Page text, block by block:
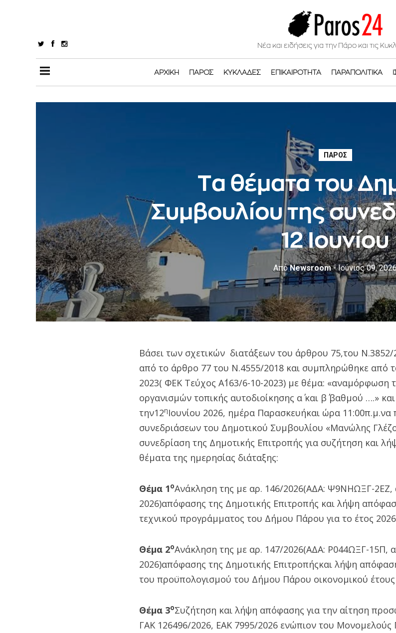
Νέα και ειδήσεις για την Πάρο και τις
ΑΡΧΙΚΉ ΠΆΡΟΣ ΚΥΚΛΆΔΕΣ ΕΠΙΚΑΙΡΌΤΗΤΑ ΠΑΡΑΠΟΛΙΤΙΚΆ
ΠΆΡΟΣ
Tα θέματα του
Συμβουλίου της
12 Ιουνίου
ΑπόNewsroom - Ιούνιος 09,
Βάσει των σχετικών διατάξεων του άρθρου 75,του
από το άρθρο 77 του Ν.4555/2018 και συμπληρώθηκε από
2023( ΦΕΚ Τεύχος Α΄163/6-10-2023) με θέμα: «αναμόρφωση
οργανισμών τοπικής αυτοδιοίκησης α΄ και β΄ βαθμού ….»
την12ηΙουνίου 2026, ημέρα Παρασκευήκαι ώρα 11:00π.μ.να
συνεδριάσεων του Δημοτικού Συμβουλίου «Μανώλης
συνεδρίαση της Δημοτικής Επιτροπής για συζήτηση και
θέματα της ημερησίας διάταξης:
Θέμα 1οΑνάκληση της με αρ. 146/2026(ΑΔΑ: Ψ9ΝΗΩΞΓ-2ΕΖ,
2026)απόφασης της Δημοτικής Επιτροπής και λήψη
τεχνικού προγράμματος του Δήμου Πάρου για το έτος
Θέμα 2οΑνάκληση της με αρ. 147/2026(ΑΔΑ: Ρ044ΩΞΓ-15Π,
2026)απόφασης της Δημοτικής Επιτροπήςκαι λήψη
του προϋπολογισμού του Δήμου Πάρου οικονομικού έτους
Θέμα 3οΣυζήτηση και λήψη απόφασης για την αίτηση
ΓΑΚ 126496/2026, ΕΑΚ 7995/2026 ενώπιον του